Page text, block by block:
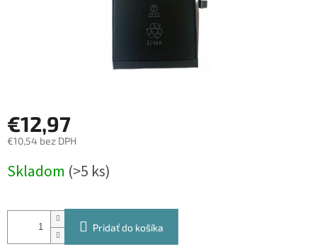
€12,97
€10,54 bez DPH
cena:
Skladom (>5 ks)
Pridať do košíka